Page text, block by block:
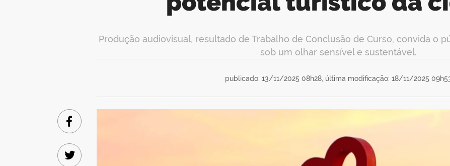
Produção audiovisual, resultado de Trabalho de Conclusão de Curso, convida o
sob um olhar sensível e sustentável.
publicado: 13/11/2025 08h28, última modificação: 18/11/2025
Facebook
Twitter